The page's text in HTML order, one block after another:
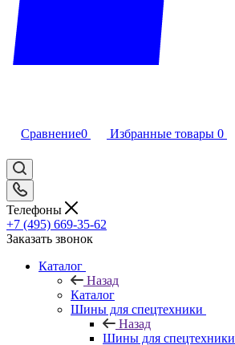
Сравнение0 Избранные товары 0
Телефоны
+7 (495) 669-35-62
Заказать звонок
Каталог
Назад
Каталог
Шины для спецтехники
Назад
Шины для спецтехники